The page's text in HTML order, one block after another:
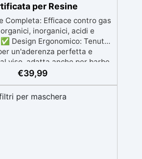
per Resine
Completa: Efficace contro gas
inorganici, acidi e
Design Ergonomico: Tenuta
un'aderenza perfetta e
viso, adatta anche per barbe.
Resistenti: Corpo in gomma
✅ Filtri di Alta Qualità:
755 e 756, con carbone attivo
€39,99